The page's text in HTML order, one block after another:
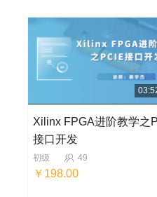
Xilinx FPGA进阶教学之
接口开发
初级 49
￥198.00